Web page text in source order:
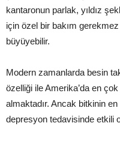
kantaronun parlak, yıldız
için özel bir bakım
büyüyebilir.
Modern zamanlarda besin
özelliği ile Amerika’da en
almaktadır. Ancak bitkinin
depresyon tedavisinde etkili